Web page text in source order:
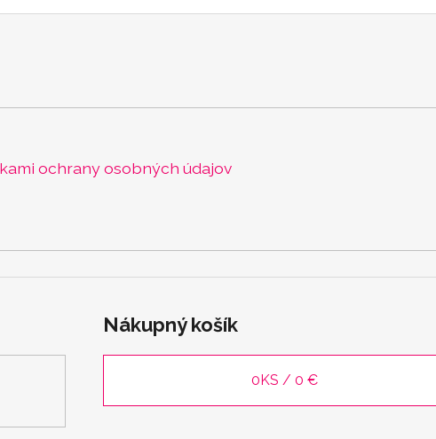
ochrany osobných údajov
Nákupný košík
0KS / 0 €